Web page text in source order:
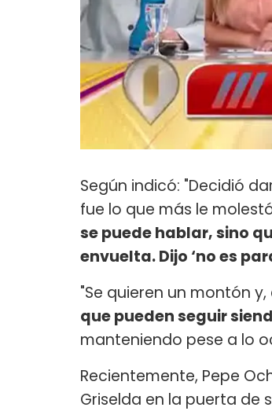
Según indicó: "Decidió
fue lo que más le
se puede hablar, sino
envuelta. Dijo ‘no es
"Se quieren un montón
que pueden seguir
manteniendo pese a lo
Recientemente, Pepe
Griselda en la puerta de